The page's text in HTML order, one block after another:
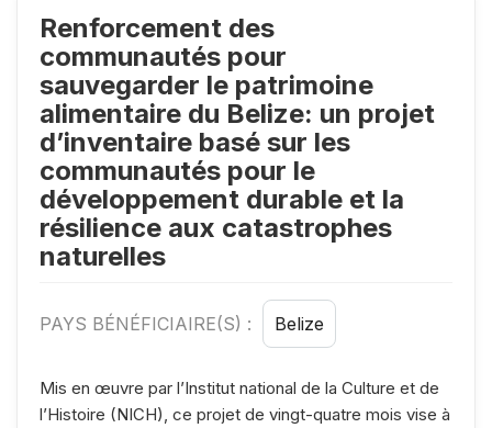
Renforcement des
communautés pour
sauvegarder le patrimoine
alimentaire du Belize: un projet
d’inventaire basé sur les
communautés pour le
développement durable et la
résilience aux catastrophes
naturelles
PAYS BÉNÉFICIAIRE(S) : Belize
Mis en œuvre par l’Institut national de la Culture et de
l’Histoire (NICH), ce projet de vingt-quatre mois vise à